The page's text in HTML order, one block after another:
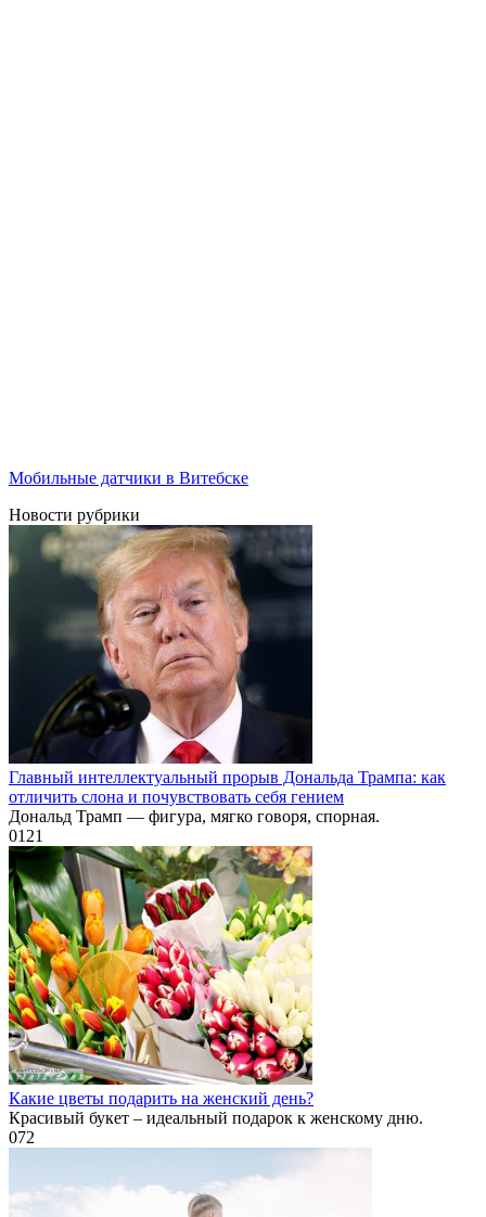
Мобильные датчики в Витебске
Новости рубрики
Главный интеллектуальный прорыв Дональда Трампа: как
отличить слона и почувствовать себя гением
Дональд Трамп — фигура, мягко говоря, спорная.
0121
Какие цветы подарить на женский день?
Красивый букет – идеальный подарок к женскому дню.
072